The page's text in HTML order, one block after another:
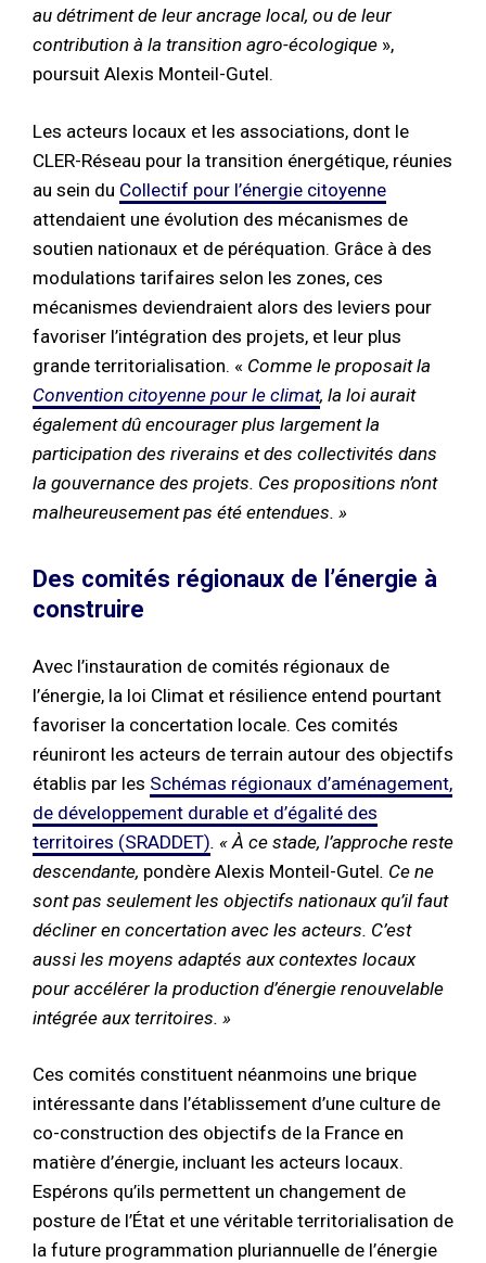
au détriment de leur ancrage local, ou de leur
contribution à la transition agro-écologique »,
poursuit Alexis Monteil-Gutel.
Les acteurs locaux et les associations, dont le
CLER-Réseau pour la transition énergétique, réunies
au sein du Collectif pour l’énergie citoyenne
attendaient une évolution des mécanismes de
soutien nationaux et de péréquation. Grâce à des
modulations tarifaires selon les zones, ces
mécanismes deviendraient alors des leviers pour
favoriser l’intégration des projets, et leur plus
grande territorialisation. « Comme le proposait la
Convention citoyenne pour le climat, la loi aurait
également dû encourager plus largement la
participation des riverains et des collectivités dans
la gouvernance des projets. Ces propositions n’ont
malheureusement pas été entendues. »
Des comités régionaux de l’énergie à
construire
Avec l’instauration de comités régionaux de
l’énergie, la loi Climat et résilience entend pourtant
favoriser la concertation locale. Ces comités
réuniront les acteurs de terrain autour des objectifs
établis par les Schémas régionaux d’aménagement,
de développement durable et d’égalité des
territoires (SRADDET). « À ce stade, l’approche reste
descendante, pondère Alexis Monteil-Gutel. Ce ne
sont pas seulement les objectifs nationaux qu’il faut
décliner en concertation avec les acteurs. C’est
aussi les moyens adaptés aux contextes locaux
pour accélérer la production d’énergie renouvelable
intégrée aux territoires. »
Ces comités constituent néanmoins une brique
intéressante dans l’établissement d’une culture de
co-construction des objectifs de la France en
matière d’énergie, incluant les acteurs locaux.
Espérons qu’ils permettent un changement de
posture de l’État et une véritable territorialisation de
la future programmation pluriannuelle de l’énergie